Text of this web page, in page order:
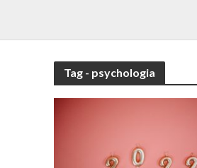
Tag - psychologia